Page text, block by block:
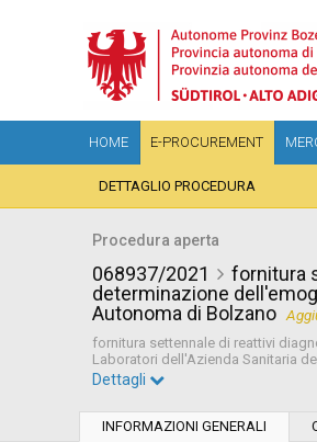
HOME E-PROCUREMENT
DETTAGLIO PROCEDURA
Procedura aperta
068937/2021
fornitura
determinazione
Autonoma di Bolzano
fornitura settennale di reattivi
Laboratori dell'Azienda Sanitaria
Dettagli
INFORMAZIONI GENERALI